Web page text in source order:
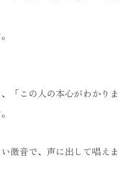
「この人の本心がわかりま
微音で、声に出して唱えま